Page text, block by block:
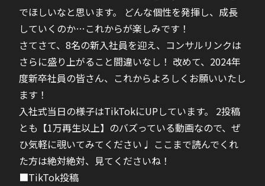
でほしいなと思います。 どんな個性を発揮し、成長
していくのか…これからが楽しみです！
さてさて、8名の新入社員を迎え、コンサルリンクは
さらに盛り上がること間違いなし！ 改めて、2024年
度新卒社員の皆さん、これからよろしくお願いいたし
ます！
入社式当日の様子はTikTokにUPしています。 2投稿
とも【1万再生以上】のバズっている動画なので、ぜ
ひ気軽に覗いてみてください♩ ここまで読んでくれ
た方は絶対絶対、見てくださいね！
■TikTok投稿